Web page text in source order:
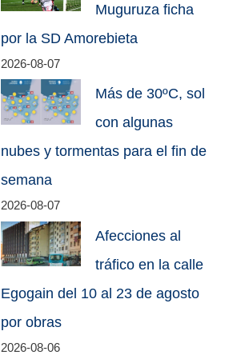
Muguruza ficha
por la SD Amorebieta
2026-08-07
Más de 30ºC, sol
con algunas
nubes y tormentas para el fin de
semana
2026-08-07
Afecciones al
tráfico en la calle
Egogain del 10 al 23 de agosto
por obras
2026-08-06